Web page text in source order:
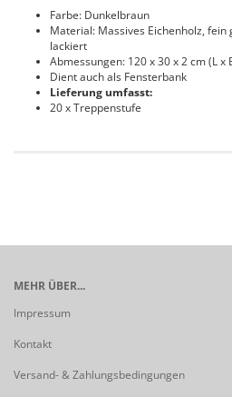
Farbe: Dunkelbraun
Material: Massives Eichenholz,
lackiert
Abmessungen: 120 x 30 x 2 cm (L x
Dient auch als Fensterbank
Lieferung umfasst:
20 x Treppenstufe
MEHR ÜBER...
Impressum
Kontakt
Versand- & Zahlungsbedingungen